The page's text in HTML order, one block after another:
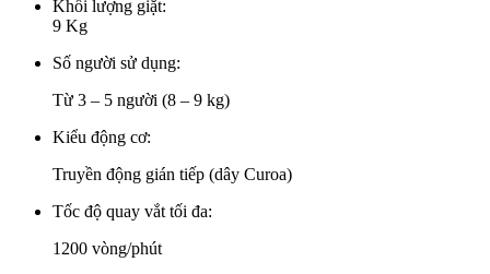
Khối lượng giặt:
9 Kg
Số người sử dụng:
Từ 3 – 5 người (8 – 9 kg)
Kiểu động cơ:
Truyền động gián tiếp (dây Curoa)
Tốc độ quay vắt tối đa:
1200 vòng/phút